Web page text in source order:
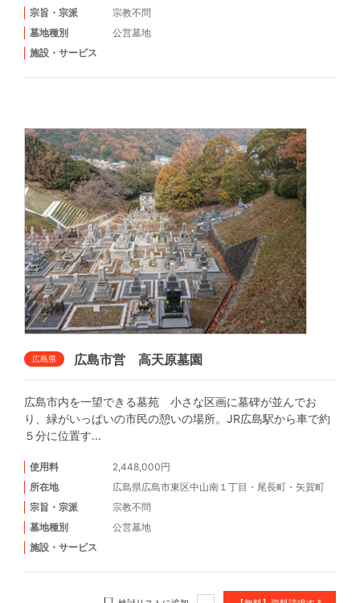
宗旨・宗派
宗教不問
墓地種別
公営墓地
施設・サービス
広島県 広島市営 高天原墓園
広島市内を一望できる墓苑 小さな区画に墓碑が並んでお
り、緑がいっぱいの市民の憩いの場所。JR広島駅から車で約
５分に位置す...
使用料
2,448,000円
所在地
広島県広島市東区中山南１丁目・尾長町・矢賀町
宗旨・宗派
宗教不問
墓地種別
公営墓地
施設・サービス